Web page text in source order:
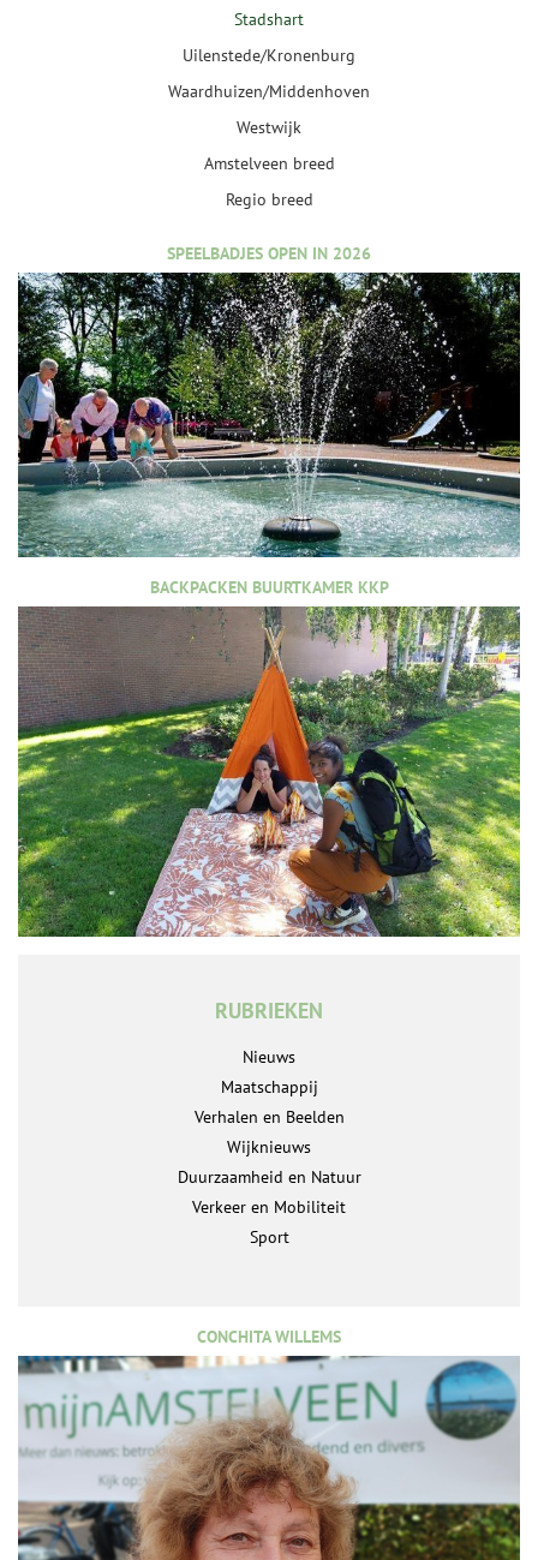
Stadshart
Uilenstede/Kronenburg
Waardhuizen/Middenhoven
Westwijk
Amstelveen breed
Regio breed
SPEELBADJES OPEN IN 2026
BACKPACKEN BUURTKAMER KKP
RUBRIEKEN
Nieuws
Maatschappij
Verhalen en Beelden
Wijknieuws
Duurzaamheid en Natuur
Verkeer en Mobiliteit
Sport
CONCHITA WILLEMS